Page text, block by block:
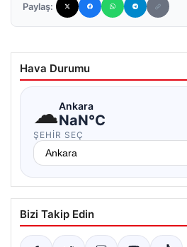
Paylaş:
Hava Durumu
☁Ankara
NaN°C
ŞEHIR SEÇ
Bizi Takip Edin